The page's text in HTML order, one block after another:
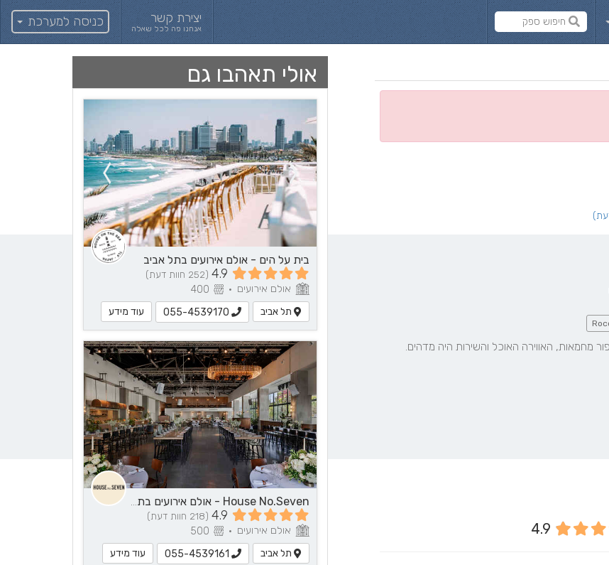
יצירת קשר
אנחנו פה לכל שאלה כניסה למערכת
אולי תאהבו גם
בית על הים - אולם אירועים בתל אביב
4.9 (252 חוות דעת)
אולם אירועים •
תל אביב
055-4539170 עוד מידע
House No.Seven - אולם אירועים בתל אביב
4.9 (218 חוות דעת)
אולם אירועים •
תל אביב
055-4539161 עוד מידע
4.9